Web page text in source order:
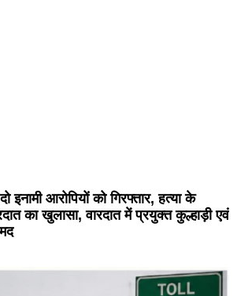
आरोपियों को गिरफ्तार, हत्या के
का खुलासा, वारदात में प्रयुक्त कुल्हाड़ी एवं